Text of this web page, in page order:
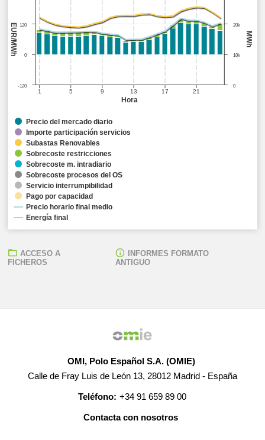
Hora
MWh
EUR/MWh
1 5 9 13 17 21
0
10k
20k
0
120
-120
Precio del mercado diario
Importe participación servicios
Subastas Renovables
Sobrecoste restricciones
Sobrecoste m. intradiario
Sobrecoste procesos del OS
Servicio interrumpibilidad
Pago por capacidad
Precio horario final medio
Energía final
ACCESO A
FICHEROS
INFORMES FORMATO
ANTIGUO
OMI, Polo Español S.A. (OMIE)
Calle de Fray Luis de León 13, 28012 Madrid - España
Teléfono: +34 91 659 89 00
Contacta con nosotros